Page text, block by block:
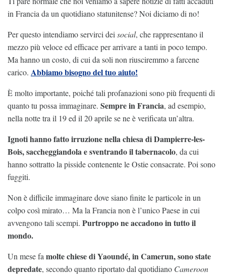
in Francia da un quotidiano statunitense? Noi diciamo di no!
Per questo intendiamo servirci dei social, che rappresentano il
mezzo più veloce ed efficace per arrivare a tanti in poco tempo.
Ma hanno un costo, di cui da soli non riusciremmo a farcene
carico. Abbiamo bisogno del tuo aiuto!
È molto importante, poiché tali profanazioni sono più frequenti di
quanto tu possa immaginare. Sempre in Francia, ad esempio,
nella notte tra il 19 ed il 20 aprile se ne è verificata un’altra.
Ignoti hanno fatto irruzione nella chiesa di Dampierre-les-
Bois, saccheggiandola e sventrando il tabernacolo, da cui
hanno sottratto la pisside contenente le Ostie consacrate. Poi sono
fuggiti.
Non è difficile immaginare dove siano finite le particole in un
colpo così mirato… Ma la Francia non è l’unico Paese in cui
avvengono tali scempi. Purtroppo ne accadono in tutto il
mondo.
Un mese fa molte chiese di Yaoundé, in Camerun, sono state
depredate, secondo quanto riportato dal quotidiano Cameroon